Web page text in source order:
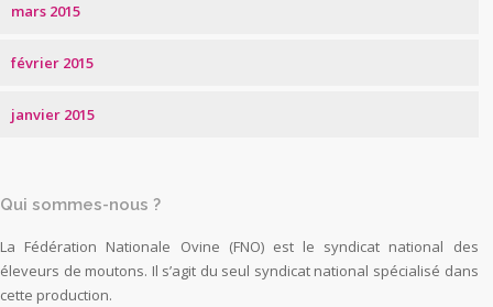
mars 2015
février 2015
janvier 2015
Qui sommes-nous ?
La Fédération Nationale Ovine (FNO) est le syndicat national des
éleveurs de moutons. Il s’agit du seul syndicat national spécialisé dans
cette production.